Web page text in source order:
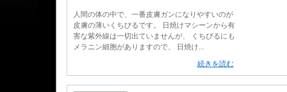
人間の体の中で、一番皮膚ガンになりやすいのが
皮膚の薄いくちびるです。 日焼けマシーンから有
害な紫外線は一切出ていませんが、 くちびるにも
メラニン細胞がありますので、 日焼け...
続きを読む